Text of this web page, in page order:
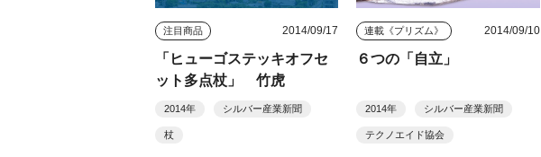
注目商品 2014/09/17
「ヒューゴステッキオフセ
ット多点杖」 竹虎
2014年 シルバー産業新聞
杖
連載《プリズム》 2014/09/10
６つの「自立」
2014年 シルバー産業新聞
テクノエイド協会